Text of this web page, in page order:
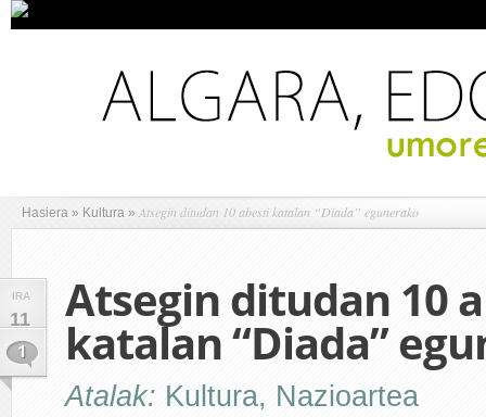
Hasiera » Kultura » Atsegin ditudan 10 abesti katalan “Diada” egunerako
IRA
11
1
Atsegin ditudan 10
katalan “Diada”
Atalak: Kultura, Nazioartea